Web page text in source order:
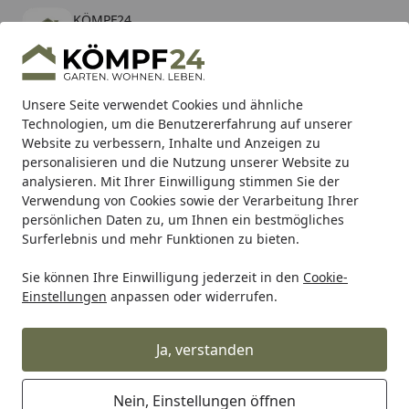
Unsere Seite verwendet Cookies und ähnliche
Technologien, um die Benutzererfahrung auf unserer
Website zu verbessern, Inhalte und Anzeigen zu
personalisieren und die Nutzung unserer Website zu
analysieren. Mit Ihrer Einwilligung stimmen Sie der
Verwendung von Cookies sowie der Verarbeitung Ihrer
persönlichen Daten zu, um Ihnen ein bestmögliches
Surferlebnis und mehr Funktionen zu bieten.
Sie können Ihre Einwilligung jederzeit in den Cookie-
Einstellungen anpassen oder widerrufen.
Ja, verstanden
Nein, Einstellungen öffnen
KÖMPF24
kostenlos - Im App Store
Hotline
Alle Produkte
Mein Konto
Suchen
Karibu Pools inkl. gratis Sandfilteranlage & Pool-
Starterset (Gesamtwert bis 468,99€)
Startseite
Grill Weber Bracket Tank Blocker Black 3B Genesis '22
Weber Bracket Tank Blocker Black
3B Genesis '22 (64565)